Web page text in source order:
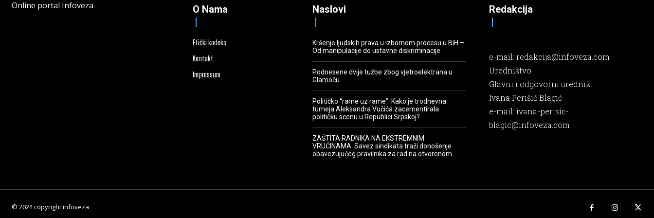
Online portal Infoveza O Nama
Etički kodeks
Kontakt
Impressum
Naslovi
Kršenje ljudskih prava u izbornom procesu u BiH –
Od manipulacije do ustavne diskriminacije
Podnesene dvije tužbe zbog vjetroelektrana u
Glamoču
Političko “rame uz rame”: Kako je trodnevna
turneja Aleksandra Vučića zacementirala
političku scenu u Republici Srpskoj?
ZAŠTITA RADNIKA NA EKSTREMNIM
VRUĆINAMA: Savez sindikata traži donošenje
obavezujućeg pravilnika za rad na otvorenom
Redakcija
e-mail:redakcija@infoveza.com
Uredništvo
Glavni i odgovorni urednik:
Ivana Perišić Blagić
e-mail:ivana-perisic-
blagic@infoveza.com
© 2024 copyright infoveza